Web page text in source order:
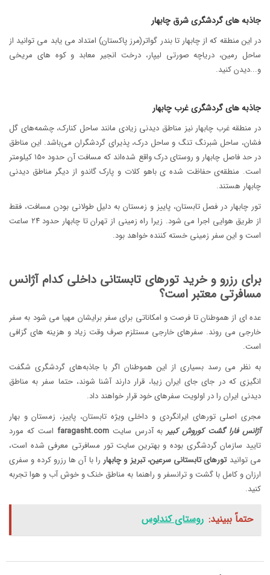
جاذبه های گردشگری شرق چابهار
در این منطقه که از چابهار تا بندر گواتر(مرز پاکستان) امتداد می یابد می توانید از
ساحل رمین، دریاچه صورتی لیپار، درخت انجیر معابد و کوه های مریخی
و...دیدن کنید.
جاذبه های گردشگری غرب چابهار
در منطقه غرب چابهار نیز مناطق دیدنی زیادی مانند ساحل کنارک، چشمه‌های گل
فشان، ساحل شبرنگ تنگ و ساحل درک، پذیرای گردشگران می‌باشد. این مناطق
در حد فاصل چابهار و روستای درک واقع شده‌اند که مسافت آن حدود ۱۵۰ کیلومتر
است. منطقه‌ی حفاظت شده ی باهو کلات و پارک گاندو از دیگر مناطق دیدنی
چابهار هستند.
تور چابهار در فصل تابستان، پاییز و زمستان به دلیل طولانی بودن مسافت، فقط
از طریق هوایی اجرا می شود. زیرا راه زمینی از تهران تا چابهار حدود ۲۴ ساعت
است و این سفر زمینی خسته کننده خواهد بود.
برای رزرو و خرید تورهای تابستانی داخلی کدام آژانس
مسافرتی معتبر است؟
عده ای از هموطنان تا فرصت و امکاناتی برای سفر برایشان مهیا می شود به سفر
خارجی می روند. سفرهای خارجی مستلزم صرف وقت زیاد و هزینه های گزافی
است.
به نظر می رسد بسیاری از این هموطنان اگر با جاذبه‌های گردشگری شگفت
انگیزی که در جای جای ایران زیبا، قرار دارند آشنا شوند، حتما سفر به مناطق
دیدنی ایران را در اولویت سفرهای خود قرار خواهند داد.
مجری اصلی تورهای ایرانگردی و داخلی ویژه تابستان، پاییز، زمستان و بهار
آژانس فارا گشت کوروش کبیربه آدرس سایتfaragasht.com است که مورد
تایید سازمان گردشگری بوده و بهترین سایت تور مسافرتی معرفی شده است،
می توانیدتورهای تابستانی سرعین، تبریز و چابهاررا با آن ها رزرو کرده و سفری
ارزان و کامل با گشت و ترانسفر و راهنما به مناطق خنک و خوش آب و هوا تجربه
کنید.
حتماً ببینید: روستای کندلوس